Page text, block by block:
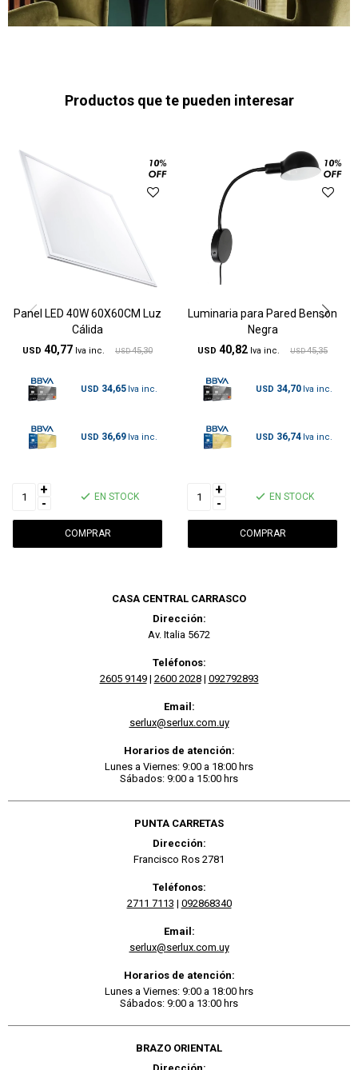
Productos que te pueden interesar
Panel LED 40W 60X60CM Luz
Cálida
USD 40,77 USD 45,30
USD 34,65
USD 36,69
+
-
EN STOCK
Luminaria para Pared Benson
Negra
USD 40,82 USD 45,35
USD 34,70
USD 36,74
+
-
EN STOCK
CASA CENTRAL CARRASCO
Dirección:
Av. Italia 5672
Teléfonos:
2605 9149| 2600 2028| 092792893
Email:
serlux@serlux.com.uy
Horarios de atención:
Lunes a Viernes: 9:00 a 18:00 hrs
Sábados: 9:00 a 15:00 hrs
PUNTA CARRETAS
Dirección:
Francisco Ros 2781
Teléfonos:
2711 7113 | 092868340
Email:
serlux@serlux.com.uy
Horarios de atención:
Lunes a Viernes: 9:00 a 18:00 hrs
Sábados: 9:00 a 13:00 hrs
BRAZO ORIENTAL